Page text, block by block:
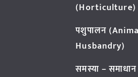
(Horticulture)
पशुपालन
Husbandry)
समस्या – समाधान